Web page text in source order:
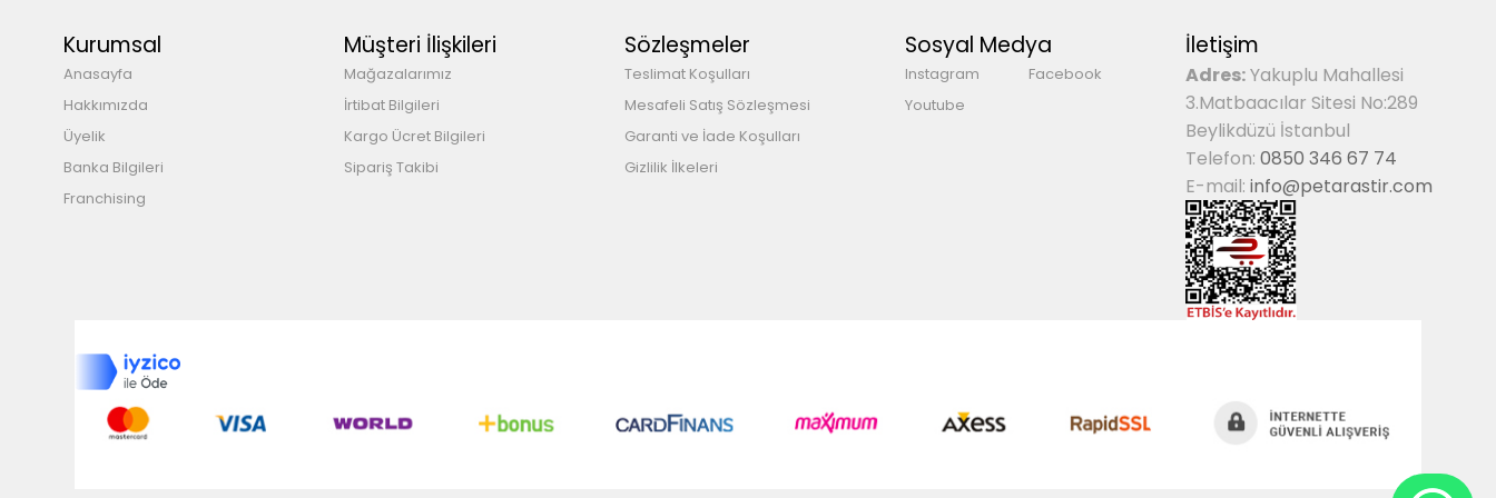
Kurumsal
Anasayfa
Hakkımızda
Üyelik
Banka Bilgileri
Franchising
Müşteri İlişkileri
Mağazalarımız
İrtibat Bilgileri
Kargo Ücret Bilgileri
Sipariş Takibi
Sözleşmeler
Teslimat Koşulları
Mesafeli Satış Sözleşmesi
Garanti ve İade Koşulları
Gizlilik İlkeleri
Sosyal Medya
Instagram
Facebook
Youtube
İletişim
Adres:Yakuplu Mahallesi
3.Matbaacılar Sitesi No:289
Beylikdüzü İstanbul
Telefon: 0850 346 67 74
E-mail: info@petarastir.com